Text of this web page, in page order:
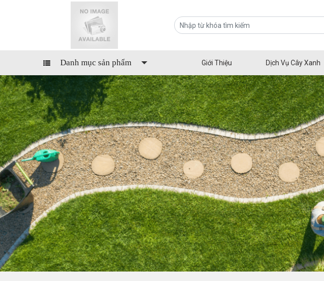
Danh mục sản phẩm Giới Thiệu Dịch Vụ Cây Xanh